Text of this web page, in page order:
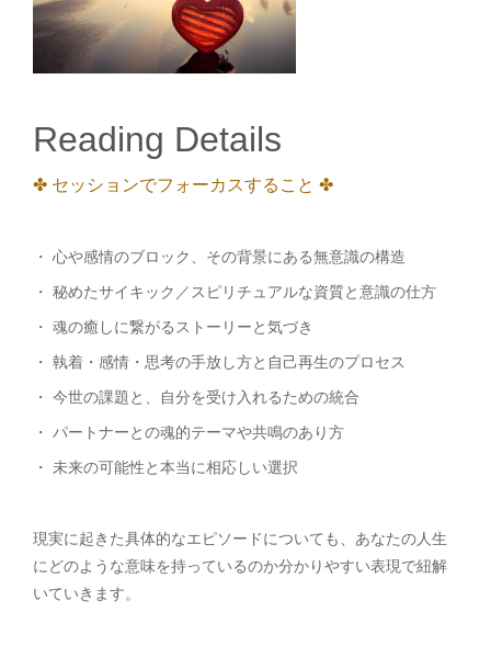
Reading Details
✤ セッションでフォーカスすること ✤
・ 心や感情のブロック、その背景にある無意識の構造
・ 秘めたサイキック／スピリチュアルな資質と意識の仕方
・ 魂の癒しに繋がるストーリーと気づき
・ 執着・感情・思考の手放し方と自己再生のプロセス
・ 今世の課題と、自分を受け入れるための統合
・ パートナーとの魂的テーマや共鳴のあり方
・ 未来の可能性と本当に相応しい選択
現実に起きた具体的なエピソードについても、あなたの人生
にどのような意味を持っているのか分かりやすい表現で紐解
いていきます。